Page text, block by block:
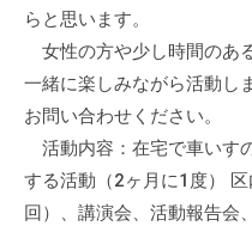
流
す
様
々
らと思います。
女性の方や少し時間のあ
一緒に楽しみながら活動し
お問い合わせください。
活動内容：在宅で車いす
する活動（2ヶ月に1度）
回）、講演会、活動報告会